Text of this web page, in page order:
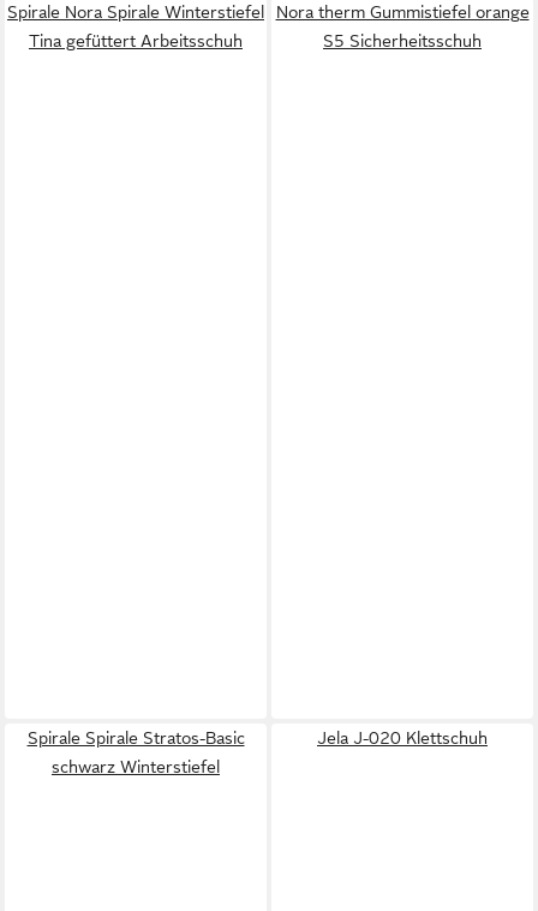
Spirale Nora Spirale Winterstiefel
Tina gefüttert Arbeitsschuh
Nora therm Gummistiefel orange
S5 Sicherheitsschuh
Spirale Spirale Stratos-Basic
schwarz Winterstiefel
Jela J-020 Klettschuh